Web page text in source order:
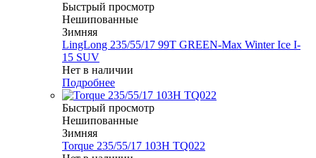
Быстрый просмотр
Нешипованные
Зимняя
LingLong 235/55/17 99T GREEN-Max Winter Ice I-
15 SUV
Нет в наличии
Подробнее
Быстрый просмотр
Нешипованные
Зимняя
Torque 235/55/17 103H TQ022